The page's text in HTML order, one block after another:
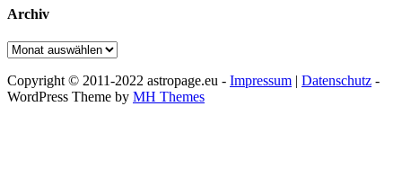
Archiv
Archiv
Copyright © 2011-2022 astropage.eu - Impressum | Datenschutz -
WordPress Theme by MH Themes